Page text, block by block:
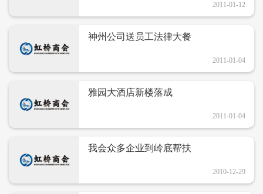
2011-01-12
神州公司送员工法律大餐
2011-01-04
雅园大酒店新楼落成
2011-01-04
我会众多企业到岭底帮扶
2010-12-29